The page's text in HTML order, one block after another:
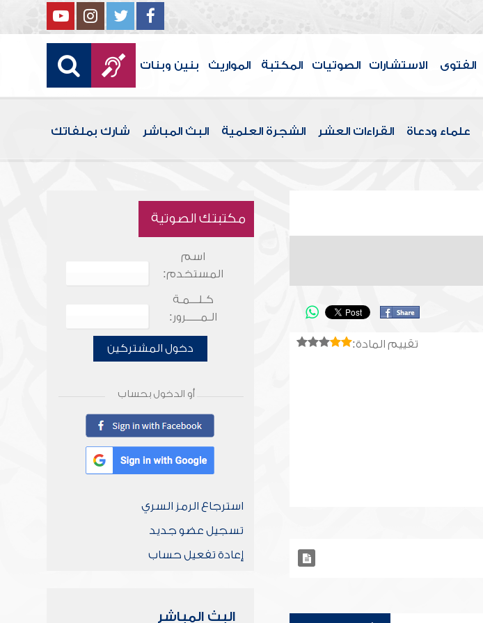
الفتوى الاستشارات الصوتيات المكتبة المواريث بنين وبنات
علماء ودعاة القراءات العشر الشجرة العلمية البث المباشر شارك بملفاتك
تقييم المادة:
مكتبتك الصوتية
اسم
المستخدم:
كـلـــمـة
الـمـــــرور:
دخول المشتركين
أو الدخول بحساب
استرجاع الرمز السري
تسجيل عضو جديد
إعادة تفعيل حساب
البث المباشر